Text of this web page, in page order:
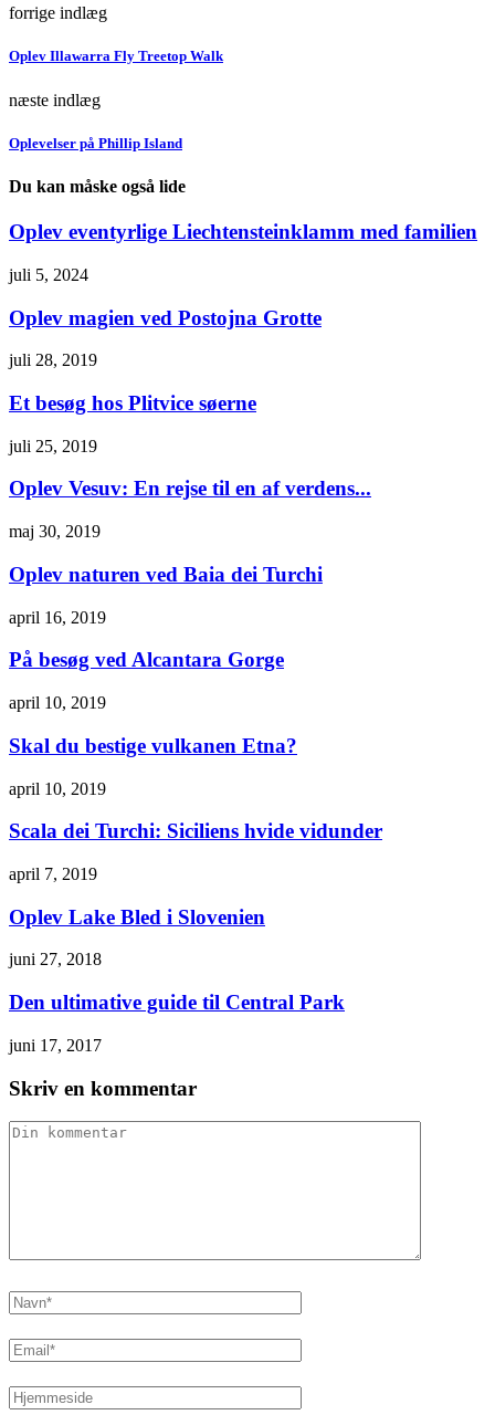
forrige indlæg
Oplev Illawarra Fly Treetop Walk
næste indlæg
Oplevelser på Phillip Island
Du kan måske også lide
Oplev eventyrlige Liechtensteinklamm med familien
juli 5, 2024
Oplev magien ved Postojna Grotte
juli 28, 2019
Et besøg hos Plitvice søerne
juli 25, 2019
Oplev Vesuv: En rejse til en af verdens...
maj 30, 2019
Oplev naturen ved Baia dei Turchi
april 16, 2019
På besøg ved Alcantara Gorge
april 10, 2019
Skal du bestige vulkanen Etna?
april 10, 2019
Scala dei Turchi: Siciliens hvide vidunder
april 7, 2019
Oplev Lake Bled i Slovenien
juni 27, 2018
Den ultimative guide til Central Park
juni 17, 2017
Skriv en kommentar